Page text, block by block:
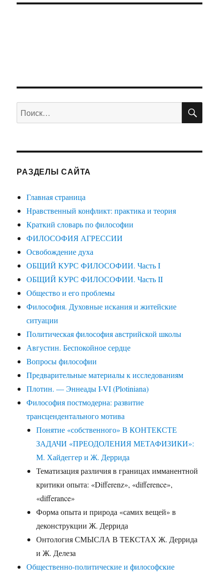
Искать:
РАЗДЕЛЫ САЙТА
Главная страница
Нравственный конфликт: практика и теория
Краткий словарь по философии
ФИЛОСОФИЯ АГРЕССИИ
Освобождение духа
ОБЩИЙ КУРС ФИЛОСОФИИ. Часть I
ОБЩИЙ КУРС ФИЛОСОФИИ. Часть II
Общество и его проблемы
Философия. Духовные искания и житейские
ситуации
Политическая философия австрийской школы
Августин. Беспокойное сердце
Вопросы философии
Предварительные материалы к исследованиям
Плотин. — Эннеады I-VI (Plotiniana)
Философия постмодерна: развитие
трансцендентального мотива
Понятие «собственного» В КОНТЕКСТЕ
ЗАДАЧИ «ПРЕОДОЛЕНИЯ МЕТАФИЗИКИ»:
М. Хайдеггер и Ж. Деррида
Тематизация различия в границах имманентной
критики опыта: «Differenz», «difference»,
«differance»
Форма опыта и природа «самих вещей» в
деконструкции Ж. Деррида
Онтология СМЫСЛА В ТЕКСТАХ Ж. Деррида
и Ж. Делеза
Общественно-политические и философские